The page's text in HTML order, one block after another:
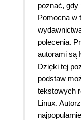
poznać,
Pomocna w
polecenia.
autorami są
Dzięki tej
podstaw
tekstowych
Linux.